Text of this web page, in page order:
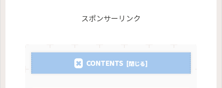
スポンサーリンク
CONTENTS